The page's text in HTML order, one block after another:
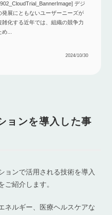
デジ
発展にともないユーザーニーズが
雑化する近年では、組織の競争力
...
2024/10/30
ョンを導入した事
ョンで活用される技術を導入
ご紹介します。
ネルギー、医療ヘルスケアな